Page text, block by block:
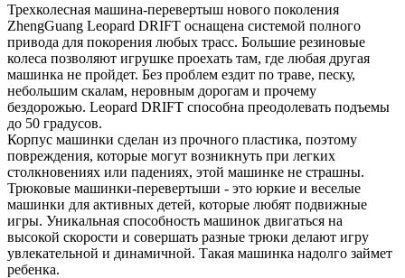
Трехколесная машина-перевертыш нового поколения
ZhengGuang Leopard DRIFT оснащена системой полного
привода для покорения любых трасс. Большие резиновые
колеса позволяют игрушке проехать там, где любая другая
машинка не пройдет. Без проблем ездит по траве, песку,
небольшим скалам, неровным дорогам и прочему
бездорожью. Leopard DRIFT способна преодолевать подъемы
до 50 градусов.
Корпус машинки сделан из прочного пластика, поэтому
повреждения, которые могут возникнуть при легких
столкновениях или падениях, этой машинке не страшны.
Трюковые машинки-перевертыши - это юркие и веселые
машинки для активных детей, которые любят подвижные
игры. Уникальная способность машинок двигаться на
высокой скорости и совершать разные трюки делают игру
увлекательной и динамичной. Такая машинка надолго займет
ребенка.